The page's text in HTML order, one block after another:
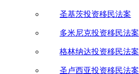
圣基茨投资移民法案
多米尼克投资移民法案
格林纳达投资移民法案
圣卢西亚投资移民法案